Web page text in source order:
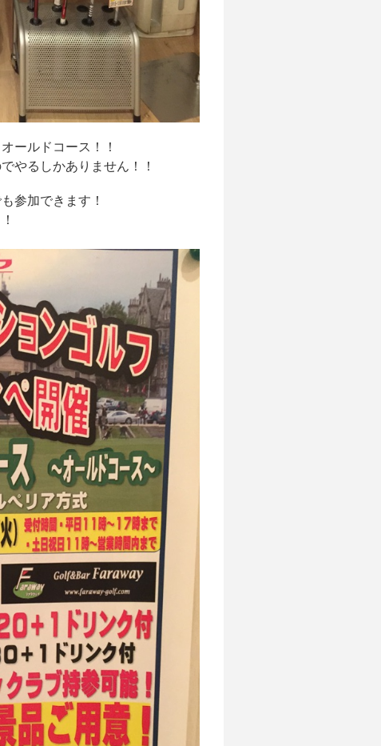
ールドコース！！
やるしかありません！！
参加できます！